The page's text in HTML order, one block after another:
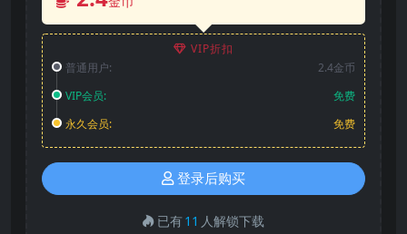
VIP折扣
普通用户:
2.4金币
VIP会员:
免费
永久会员:
免费
登录后购买
已有11 人解锁下载